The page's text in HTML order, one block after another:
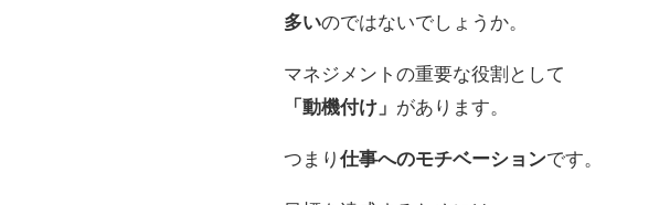
多いのではないでしょうか。
マネジメントの重要な役割として
「動機付け」 があります。
つまり 仕事へのモチベーションです。